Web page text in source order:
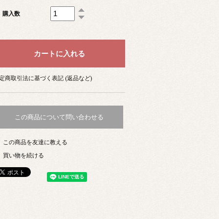
購入数
商取引法に基づく表記 (返品など)
この商品について問い合わせる
この商品を友達に教える
買い物を続ける